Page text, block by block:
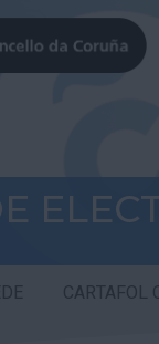
CARTAFOL